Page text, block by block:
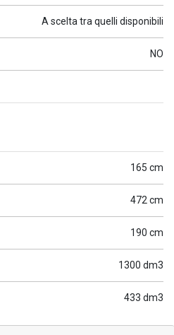
A scelta tra quelli disponibili
NO
165 cm
472 cm
190 cm
1300 dm3
433 dm3